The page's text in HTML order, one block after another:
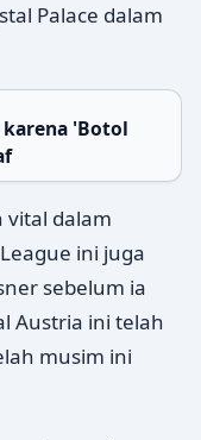
Palace dalam
karena 'Botol
vital dalam
ini juga
sebelum ia
Austria ini telah
musim ini